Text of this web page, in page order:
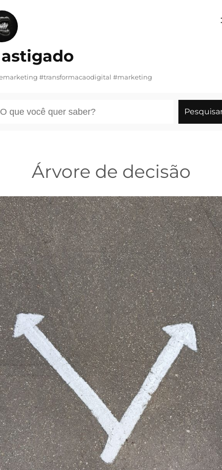
para
o
conteúdo
#transformacaodigital #marketing
Árvore de decisão